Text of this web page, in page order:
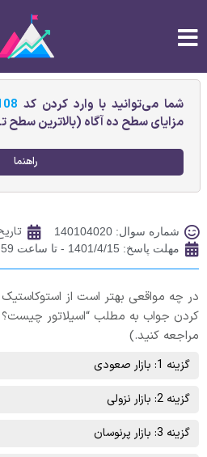
شما می‌توانید با وارد کردن کد
مزایای سطح ده آگاه (بالاترین
راهنما
شماره سوال: 140104020
مهلت پاسخ: 1401/4/15 - تا ساعت 23:59
در چه مواقعی بهتر است از استوکاستیک
کردن جواب به مطلب “اسیلاتور چیست؟
مراجعه کنید.)
گزینه 1: بازار صعودی
گزینه 2: بازار نزولی
گزینه 3: بازار پرنوسان